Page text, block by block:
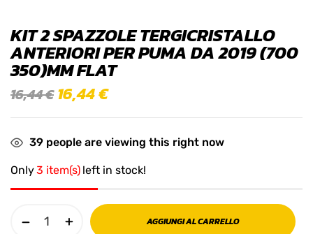
KIT 2 SPAZZOLE TERGICRISTALLO
ANTERIORI PER PUMA DA 2019 (700
350)MM FLAT
16,44€ 16,44€
39 people are viewing this right now
Only3 item(s) left in stock!
AGGIUNGI AL CARRELLO